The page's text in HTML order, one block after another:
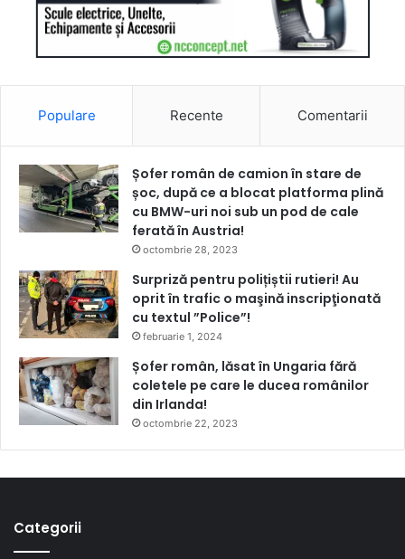
Populare Recente Comentarii
Șofer român de camion în stare de
șoc, după ce a blocat platforma plină
cu BMW-uri noi sub un pod de cale
ferată în Austria!
octombrie 28, 2023
Surpriză pentru polițiștii rutieri! Au
oprit în trafic o maşină inscripţionată
cu textul ”Police”!
februarie 1, 2024
Șofer român, lăsat în Ungaria fără
coletele pe care le ducea românilor
din Irlanda!
octombrie 22, 2023
Categorii